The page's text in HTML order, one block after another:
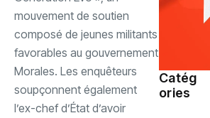
mouvement de soutien
composé de jeunes militants
favorables au gouvernement
Morales. Les enquêteurs
soupçonnent également
l’ex-chef d’État d’avoir
Catég
ories